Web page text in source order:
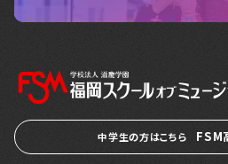
中学生の方はこちら FSM